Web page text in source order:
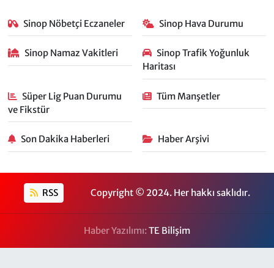
Sinop Nöbetçi Eczaneler Sinop Hava Durumu
Sinop Namaz Vakitleri
Sinop Trafik Yoğunluk
Haritası
Süper Lig Puan Durumu
ve Fikstür
Tüm Manşetler
Son Dakika Haberleri Haber Arşivi
RSS Copyright © 2024. Her hakkı saklıdır.
Haber Yazılımı:TE Bilişim